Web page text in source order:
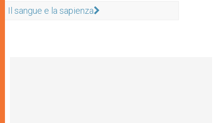
Il sangue e la sapienza